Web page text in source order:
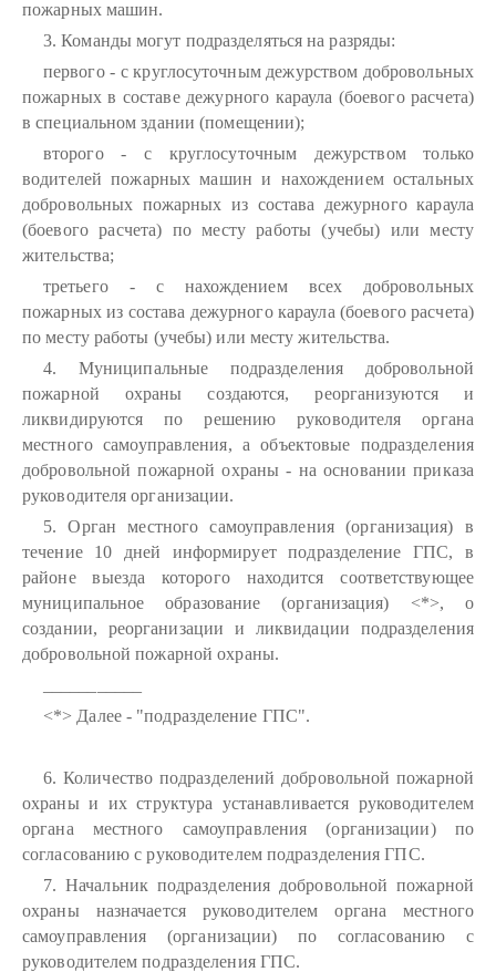
пожарных машин.
3. Команды могут подразделяться на разряды:
первого - с круглосуточным дежурством добровольных
пожарных в составе дежурного караула (боевого расчета)
в специальном здании (помещении);
второго - с круглосуточным дежурством только
водителей пожарных машин и нахождением остальных
добровольных пожарных из состава дежурного караула
(боевого расчета) по месту работы (учебы) или месту
жительства;
третьего - с нахождением всех добровольных
пожарных из состава дежурного караула (боевого расчета)
по месту работы (учебы) или месту жительства.
4. Муниципальные подразделения добровольной
пожарной охраны создаются, реорганизуются и
ликвидируются по решению руководителя органа
местного самоуправления, а объектовые подразделения
добровольной пожарной охраны - на основании приказа
руководителя организации.
5. Орган местного самоуправления (организация) в
течение 10 дней информирует подразделение ГПС, в
районе выезда которого находится соответствующее
муниципальное образование (организация) <*>, о
создании, реорганизации и ликвидации подразделения
добровольной пожарной охраны.
<*> Далее - "подразделение ГПС".
6. Количество подразделений добровольной пожарной
охраны и их структура устанавливается руководителем
органа местного самоуправления (организации) по
согласованию с руководителем подразделения ГПС.
7. Начальник подразделения добровольной пожарной
охраны назначается руководителем органа местного
самоуправления (организации) по согласованию с
руководителем подразделения ГПС.